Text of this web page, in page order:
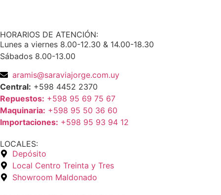
HORARIOS DE ATENCIÓN:
Lunes a viernes 8.00-12.30 & 14.00-18.30
Sábados 8.00-13.00
aramis@saraviajorge.com.uy
Central: +598 4452 2370
Repuestos: +598 95 69 75 67
Maquinaria: +598 95 50 36 60
Importaciones: +598 95 93 94 12
LOCALES:
Depósito
Local Centro Treinta y Tres
Showroom Maldonado